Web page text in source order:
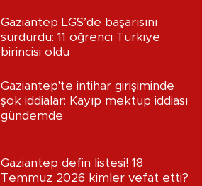
Gaziantep LGS’de başarısını
sürdürdü: 11 öğrenci Türkiye
birincisi oldu
Gaziantep'te intihar girişiminde
şok iddialar: Kayıp mektup iddiası
gündemde
Gaziantep defin listesi! 18
Temmuz 2026 kimler vefat etti?